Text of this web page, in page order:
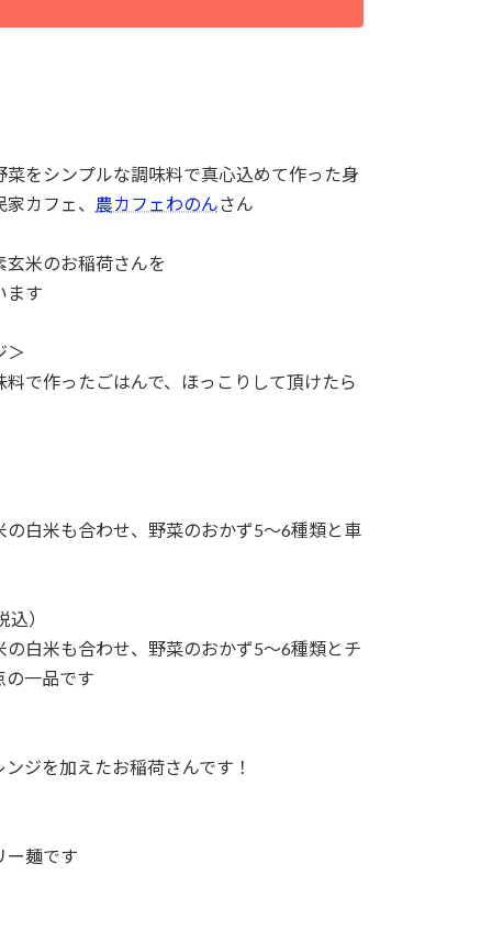
をシンプルな調味料で真心込めて作った身
カフェ、 農カフェわのんさん
米のお稲荷さんを
ます
＞
で作ったごはんで、ほっこりして頂けたら
白米も合わせ、野菜のおかず5～6種類と車
）
白米も合わせ、野菜のおかず5～6種類とチ
の一品です
ジを加えたお稲荷さんです！
ー麺です